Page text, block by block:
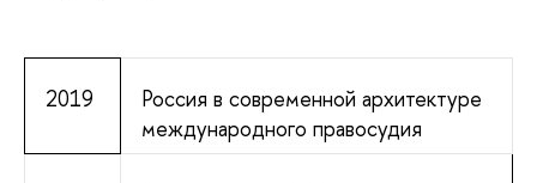
2019
Россия в современной архитектуре
международного правосудия